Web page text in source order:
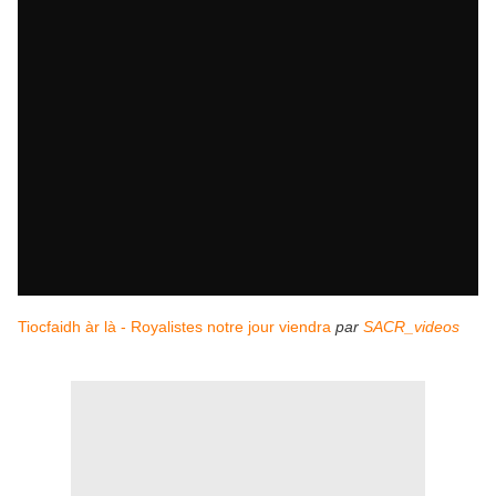
Tiocfaidh àr là - Royalistes notre jour viendra par SACR_videos